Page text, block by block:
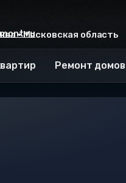
• Московская область
Ремонт домов